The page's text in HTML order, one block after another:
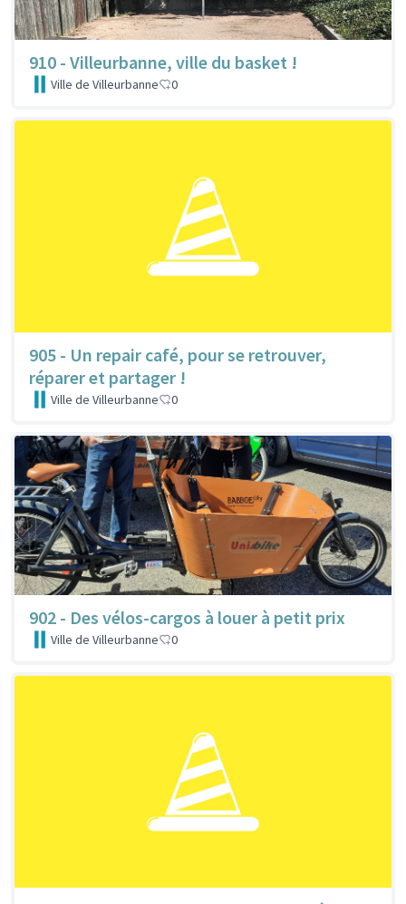
910 - Villeurbanne, ville du basket !
Ville de Villeurbanne 0
905 - Un repair café, pour se retrouver,
réparer et partager !
Ville de Villeurbanne 0
902 - Des vélos-cargos à louer à petit prix
Ville de Villeurbanne 0